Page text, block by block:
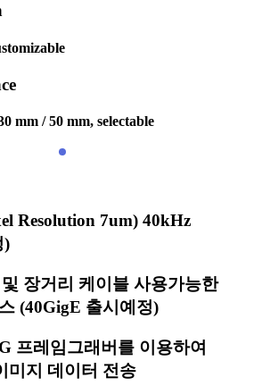
mm / 50 mm, selectable
Resolution 7um) 40kHz
)
장거리 케이블 사용가능한
(40GigE 출시예정)
프레임그래버를 이용하여
미지 데이터 전송